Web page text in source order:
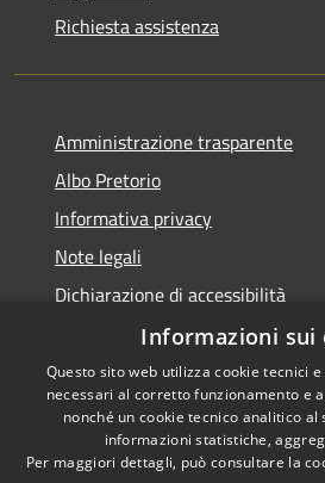
Richiesta assistenza
Amministrazione trasparente
Albo Pretorio
Informativa privacy
Note legali
Dichiarazione di accessibilità
Accessibilità
Privacy
Informazioni sui
Questo sito web utilizza cookie tecnici
necessari al corretto funzionamento e
nonché un cookie tecnico analitico
informazioni statistiche,
Per maggiori dettagli, può consultare la